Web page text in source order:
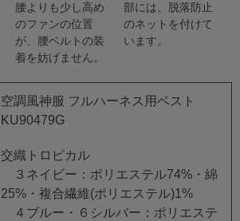
腰よりも少し高め
のファンの位置
が、腰ベルトの装
着を妨げません。
部には、脱落防止
のネットを付けて
います。
空調風神服 フルハーネス用ベスト
KU90479G
交織トロピカル
３ネイビー：ポリエステル74%・綿
25%・複合繊維(ポリエステル)1%
４ブルー・６シルバー：ポリエステ